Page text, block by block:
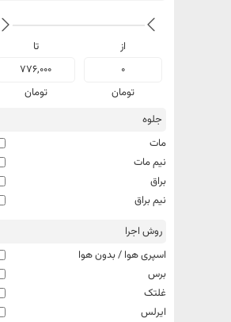
از
0
تومان
تا
776,000
تومان
جلوه
مات
نیم مات
براق
نیم براق
روش اجرا
اسپری هوا / بدون هوا
برس
غلتک
ایرلس